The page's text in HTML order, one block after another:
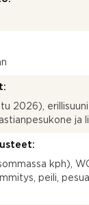
2026),
ja
kph),
peili,